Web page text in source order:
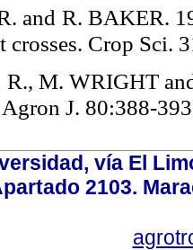
and R. BAKER.
crosses. Crop Sci.
M. WRIGHT
J. 80:388-
vía El
2103.